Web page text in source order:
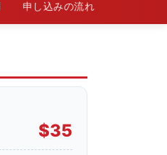
申し込みの流れ
$35